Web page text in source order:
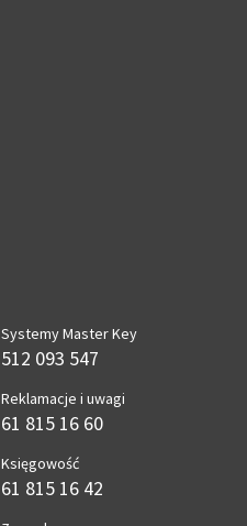
Systemy Master Key
512 093 547
Reklamacje i uwagi
61 815 16 60
Księgowość
61 815 16 42